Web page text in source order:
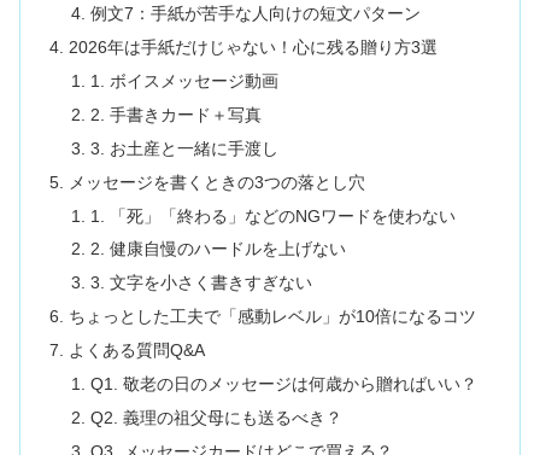
例文7：手紙が苦手な人向けの短文パターン
2026年は手紙だけじゃない！心に残る贈り方3選
1. ボイスメッセージ動画
2. 手書きカード＋写真
3. お土産と一緒に手渡し
メッセージを書くときの3つの落とし穴
1. 「死」「終わる」などのNGワードを使わない
2. 健康自慢のハードルを上げない
3. 文字を小さく書きすぎない
ちょっとした工夫で「感動レベル」が10倍になるコツ
よくある質問Q&A
Q1. 敬老の日のメッセージは何歳から贈ればいい？
Q2. 義理の祖父母にも送るべき？
Q3. メッセージカードはどこで買える？